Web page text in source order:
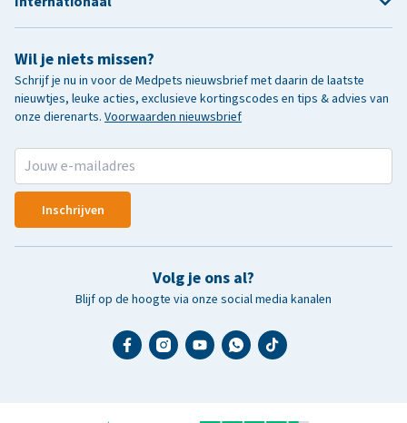
Wil je niets missen?
Schrijf je nu in voor de Medpets nieuwsbrief met daarin de laatste
nieuwtjes, leuke acties, exclusieve kortingscodes en tips & advies van
onze dierenarts. Voorwaarden nieuwsbrief
Inschrijven
Volg je ons al?
Blijf op de hoogte via onze social media kanalen